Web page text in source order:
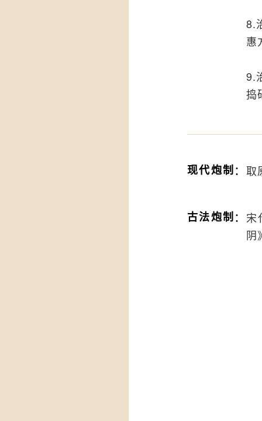
8.
惠
9.
捣
现代炮制： 取
古法炮制： 宋
阴